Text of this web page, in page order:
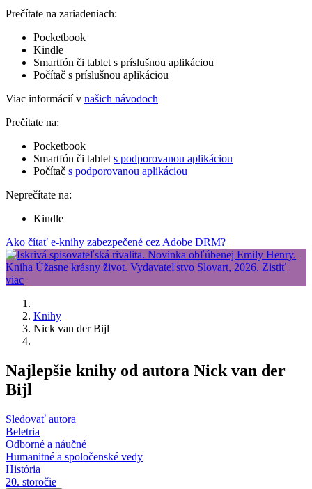
Prečítate na zariadeniach:
Pocketbook
Kindle
Smartfón či tablet s príslušnou aplikáciou
Počítač s príslušnou aplikáciou
Viac informácií v našich návodoch
Prečítate na:
Pocketbook
Smartfón či tablet s podporovanou aplikáciou
Počítač s podporovanou aplikáciou
Neprečítate na:
Kindle
Ako čítať e-knihy zabezpečené cez Adobe DRM?
Knihy
Nick van der Bijl
Najlepšie knihy od autora Nick van der
Bijl
Sledovať autora
Beletria
Odborné a náučné
Humanitné a spoločenské vedy
História
20. storočie